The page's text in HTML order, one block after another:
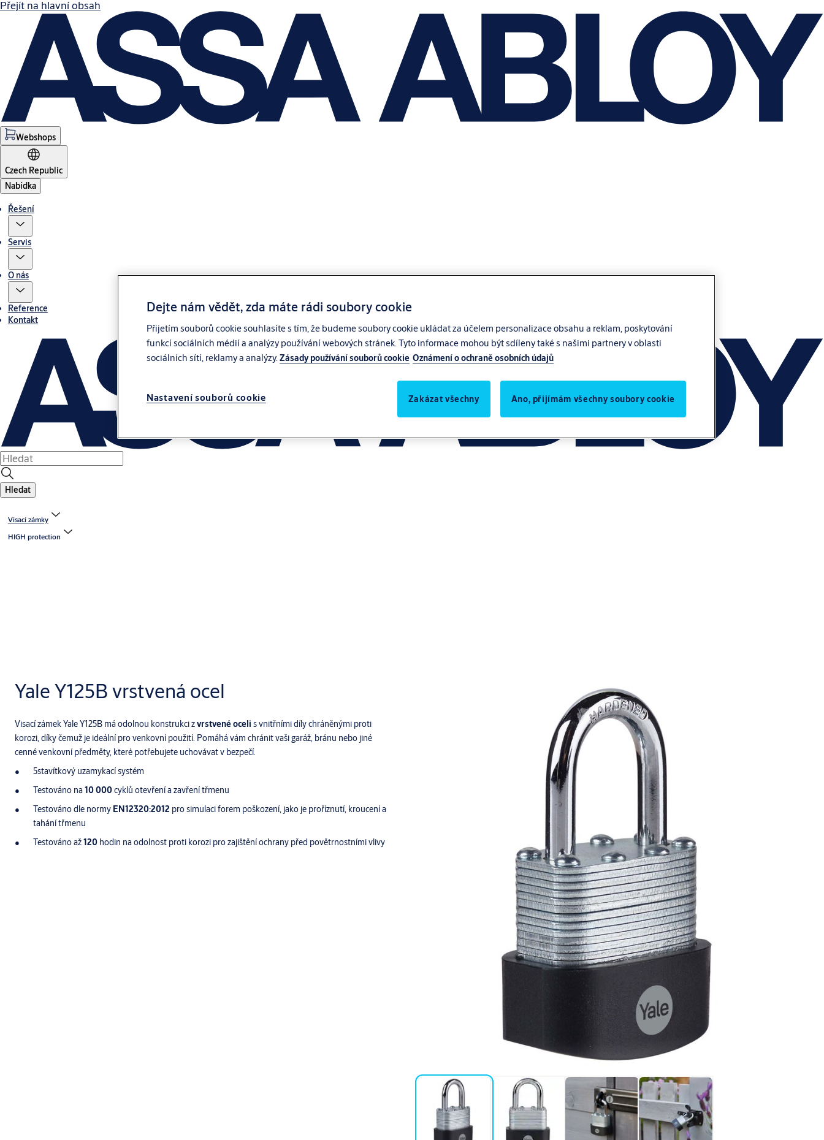
Přejít na hlavní obsah
Webshops
Czech Republic
Nabídka
Řešení
Servis
O nás
Reference
Kontakt
Hledat
Visací zámky
HIGH protection
Yale Y125B vrstvená ocel
Visací zámek Yale Y125B má odolnou konstrukci zvrstvené oceli s vnitřními díly chráněnými proti
korozi, díky čemuž je ideální pro venkovní použití. Pomáhá vám chránit vaši garáž, bránu nebo jiné
cenné venkovní předměty, které potřebujete uchovávat v bezpečí.
5stavítkový uzamykací systém
Testováno na10 000cyklů otevření a zavření třmenu
Testováno dle normy EN12320:2012 pro simulaci forem poškození, jako je proříznutí, kroucení a
tahání třmenu
Testováno až120 hodin na odolnost proti korozi pro zajištění ochrany před povětrnostními vlivy
Dejte nám vědět, zda máte rádi soubory cookie
Přijetím souborů cookie souhlasíte s tím, že budeme soubory cookie ukládat za účelem personalizace obsahu a reklam, poskytování
funkcí sociálních médií a analýzy používání webových stránek. Tyto informace mohou být sdíleny také s našimi partnery v oblasti
sociálních sítí, reklamy a analýzy.Zásady používání souborů cookie Oznámení o ochraně osobních údajů
Nastavení souborů cookie Zakázat všechny Ano, přijímám všechny soubory cookie